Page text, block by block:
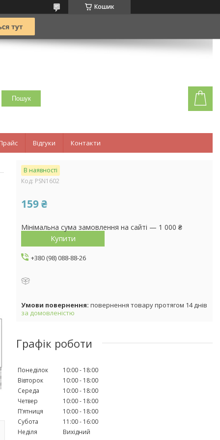
Кошик
Пошук
Відгуки Контакти
В наявності
Код: PSN1602
159 ₴
Мінімальна сума замовлення на сайті — 1 000 ₴
Купити
+380 (98) 088-88-26
повернення товару протягом 14 днів
за домовленістю
Графік роботи
Понеділок 10:00
18:00
Вівторок
10:00
18:00
Середа
10:00
18:00
Четвер
10:00
18:00
Пʼятниця
10:00
18:00
Субота
11:00
16:00
Неділя
Вихідний